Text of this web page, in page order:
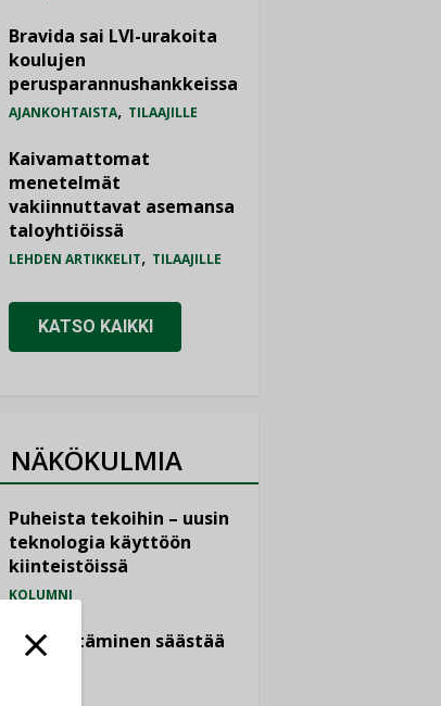
Bravida sai LVI-urakoita
koulujen
perusparannushankkeissa
AJANKOHTAISTA, TILAAJILLE
Kaivamattomat
menetelmät
vakiinnuttavat asemansa
taloyhtiöissä
LEHDEN ARTIKKELIT, TILAAJILLE
KATSO KAIKKI
NÄKÖKULMIA
Puheista tekoihin – uusin
teknologia käyttöön
kiinteistöissä
KOLUMNI
Sähköistäminen säästää